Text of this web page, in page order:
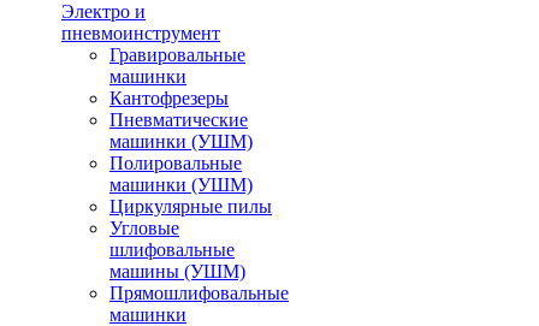
Электро и
пневмоинструмент
Гравировальные
машинки
Кантофрезеры
Пневматические
машинки (УШМ)
Полировальные
машинки (УШМ)
Циркулярные пилы
Угловые
шлифовальные
машины (УШМ)
Прямошлифовальные
машинки